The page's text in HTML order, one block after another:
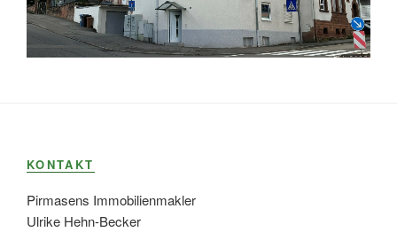
KONTAKT
Pirmasens Immobilienmakler
Ulrike Hehn-Becker